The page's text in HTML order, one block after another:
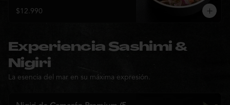
para una experiencia Nikkei llena de
frescura, equilibrio y sabor.
$12.990
Experiencia Sashimi &
Nigiri
La esencia del mar en su máxima expresión.